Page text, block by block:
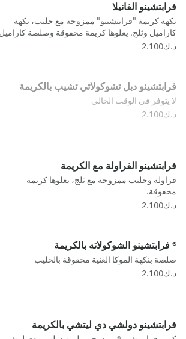
فرابتشينو الفانيلا
نكهة كريمة "فرابتشينو" ممزوجة مع حليب، نكهة
كاراميل وثلج. يعلوها كريمة مخفوقة وصلصة
فرابتشينو دبل تشوكولاتي تشيب بالكريمة
لا يتوفر في الوقت الحالي
فرابتشينو الفراولة مع الكريمة
فراولة وحليب ممزوجة مع ثلج، يعلوها كريمة
مخفوقة.
® فرابتشينو الشوكولاته بالكريمة
صلصة بنكهة الموكا الغنية مخفوقة بالحليب
فرابتشينو دولشي دي ليتشي بالكريمة